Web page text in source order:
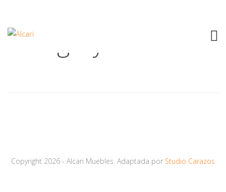
Category:
Copyright 2026 - Alcari Muebles. Adaptada por Studio Carazos